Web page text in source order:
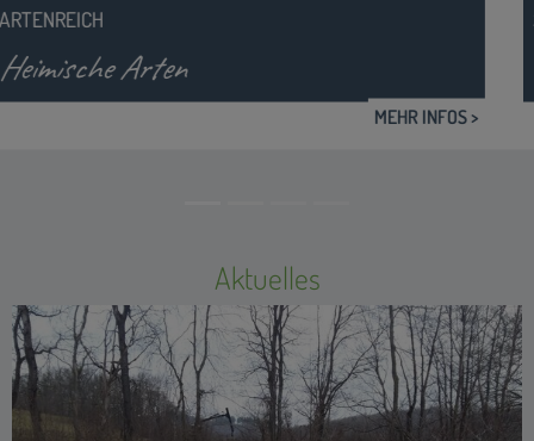
SCHUTZ DURCH NUTZUNG
Naturschutz und Landwirtschaft
MEHR INFOS >
Aktuelles